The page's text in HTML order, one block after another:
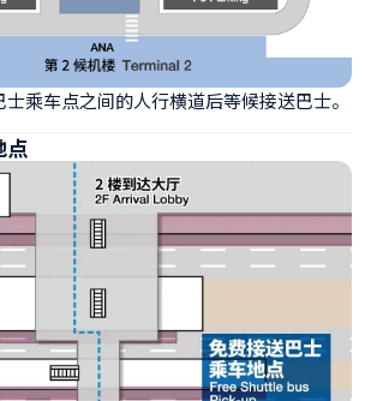
乘车点之间的人行横道后等候接送巴士。
点